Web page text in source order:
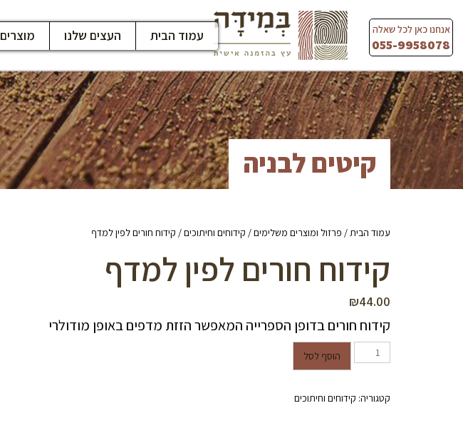
content
אנחנו כאן לכל שאלה
055-9958078
עמוד הבית העצים שלנו מוצרים
קיטים לבניה
עמוד הבית/ פרזול ומוצרים משלימים/ קידוחים וחיתוכים/ קידוח חורים לפין למדף
קידוח חורים לפין למדף
₪44.00
קידוח חורים בדופן הספרייה המאפשר הזזת מדפים באופן מודולרי
כמות של קידוח חורים לפין למדף
הוסף לסל
קטגוריה: קידוחים וחיתוכים